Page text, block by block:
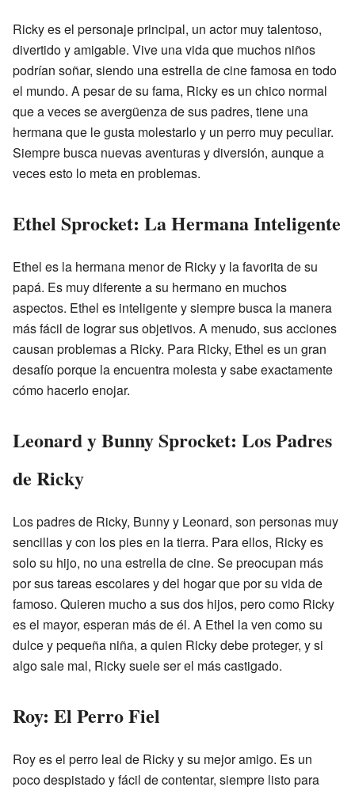
Ricky es el personaje principal, un actor muy talentoso,
divertido y amigable. Vive una vida que muchos niños
podrían soñar, siendo una estrella de cine famosa en todo
el mundo. A pesar de su fama, Ricky es un chico normal
que a veces se avergüenza de sus padres, tiene una
hermana que le gusta molestarlo y un perro muy peculiar.
Siempre busca nuevas aventuras y diversión, aunque a
veces esto lo meta en problemas.
Ethel Sprocket: La Hermana Inteligente
Ethel es la hermana menor de Ricky y la favorita de su
papá. Es muy diferente a su hermano en muchos
aspectos. Ethel es inteligente y siempre busca la manera
más fácil de lograr sus objetivos. A menudo, sus acciones
causan problemas a Ricky. Para Ricky, Ethel es un gran
desafío porque la encuentra molesta y sabe exactamente
cómo hacerlo enojar.
Leonard y Bunny Sprocket: Los Padres
de Ricky
Los padres de Ricky, Bunny y Leonard, son personas muy
sencillas y con los pies en la tierra. Para ellos, Ricky es
solo su hijo, no una estrella de cine. Se preocupan más
por sus tareas escolares y del hogar que por su vida de
famoso. Quieren mucho a sus dos hijos, pero como Ricky
es el mayor, esperan más de él. A Ethel la ven como su
dulce y pequeña niña, a quien Ricky debe proteger, y si
algo sale mal, Ricky suele ser el más castigado.
Roy: El Perro Fiel
Roy es el perro leal de Ricky y su mejor amigo. Es un
poco despistado y fácil de contentar, siempre listo para